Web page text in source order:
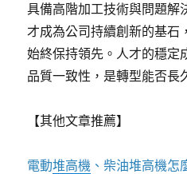
具備高階加工技術與問題解
才成為公司持續創新的基石
始終保持領先。人才的穩定
品質一致性，是轉型能否長
【其他文章推薦】
電動堆高機 、柴油堆高機